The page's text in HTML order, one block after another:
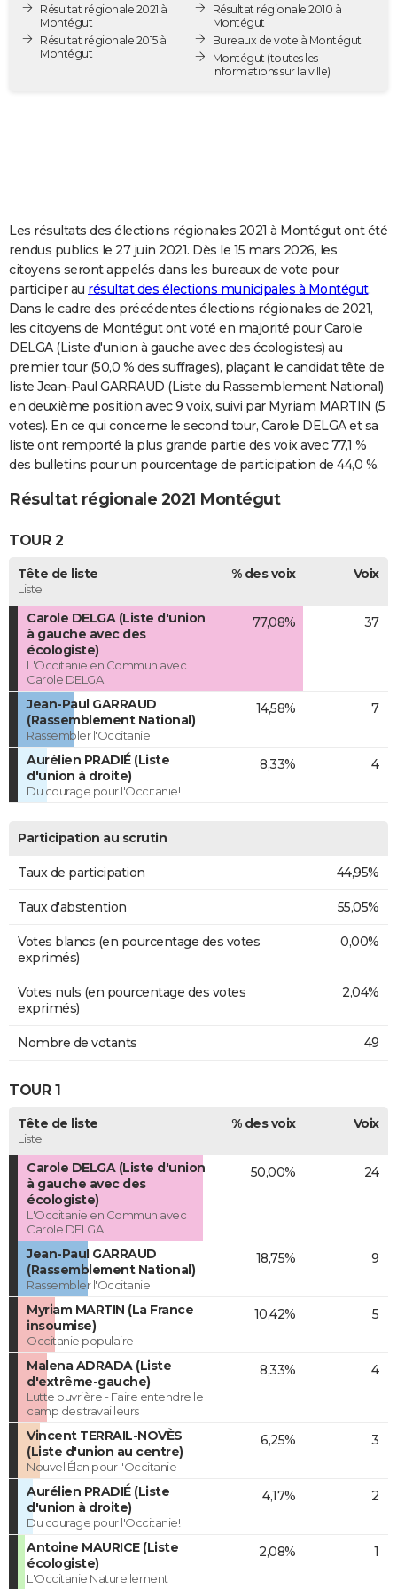
Destinations
City break
Voyage nature
Voyage de noces
Forum
PHOTO
GUIDES D'ACHAT
COPAINS D'AVANT
S'inscrire
Se connecter
Lycées
Collèges
Primaires
Universités
Entreprises
Service militaire
Avis de recherche
AVIS DE DÉCÈS
FORUM
Bricolage
Lifestyle
Culture
Sport
Auto
Television
Voyage
Cinema
Résultat régionale 2021 à
Montégut
Résultat régionale 2015 à
Montégut
Résultat régionale 2010 à
Montégut
Bureaux de vote à Montégut
Montégut (toutes les
informations sur la ville)
Les résultats des élections régionales 2021 à Montégut ont été
rendus publics le 27 juin 2021. Dès le 15 mars 2026, les
citoyens seront appelés dans les bureaux de vote pour
participer au résultat des élections municipales à Montégut.
Dans le cadre des précédentes élections régionales de 2021,
les citoyens de Montégut ont voté en majorité pour Carole
DELGA (Liste d'union à gauche avec des écologistes) au
premier tour (50,0 % des suffrages), plaçant le candidat tête de
liste Jean-Paul GARRAUD (Liste du Rassemblement National)
en deuxième position avec 9 voix, suivi par Myriam MARTIN (5
votes). En ce qui concerne le second tour, Carole DELGA et sa
liste ont remporté la plus grande partie des voix avec 77,1 %
des bulletins pour un pourcentage de participation de 44,0 %.
Résultat régionale 2021 Montégut
TOUR 2
Tête de liste
Liste
% des voix Voix
Carole DELGA (Liste d'union
à gauche avec des
écologiste)
L'Occitanie en Commun avec
Carole DELGA
77,08% 37
Jean-Paul GARRAUD
(Rassemblement National)
Rassembler l'Occitanie
14,58% 7
Aurélien PRADIÉ (Liste
d'union à droite)
Du courage pour l'Occitanie!
8,33% 4
Participation au scrutin
Taux de participation 44,95%
Taux d'abstention 55,05%
Votes blancs (en pourcentage des votes
exprimés)
0,00%
Votes nuls (en pourcentage des votes
exprimés)
2,04%
Nombre de votants 49
TOUR 1
Tête de liste
Liste
% des voix Voix
Carole DELGA (Liste d'union
à gauche avec des
écologiste)
L'Occitanie en Commun avec
Carole DELGA
50,00% 24
Jean-Paul GARRAUD
(Rassemblement National)
Rassembler l'Occitanie
18,75% 9
Myriam MARTIN (La France
insoumise)
Occitanie populaire
10,42% 5
Malena ADRADA (Liste
d'extrême-gauche)
Lutte ouvrière - Faire entendre le
camp des travailleurs
8,33% 4
Vincent TERRAIL-NOVÈS
(Liste d'union au centre)
Nouvel Élan pour l'Occitanie
6,25% 3
Aurélien PRADIÉ (Liste
d'union à droite)
Du courage pour l'Occitanie!
4,17% 2
Antoine MAURICE (Liste
écologiste)
L'Occitanie Naturellement
2,08% 1